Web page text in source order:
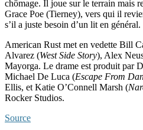
chômage. Il joue sur le terrain mais
Grace Poe (Tierney), vers qui il
s’il a juste besoin d’un lit en général.
American Rust met en vedette Bill
Alvarez (West Side Story), Alex
Mayorga. Le drame est produit par
Michael De Luca (Escape From
Ellis, et Katie O’Connell Marsh (
Rocker Studios.
Source